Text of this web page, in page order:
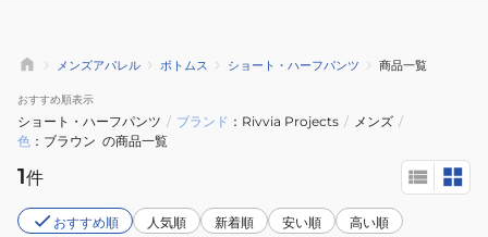
メンズアパレル ボトムス ショート・ハーフパンツ 商品一覧
おすすめ順表示
ショート・ハーフパンツ / ブランド Rivvia Projects / メンズ /
色
ブラウン の商品一覧
1件
おすすめ順 人気順 新着順 安い順 高い順